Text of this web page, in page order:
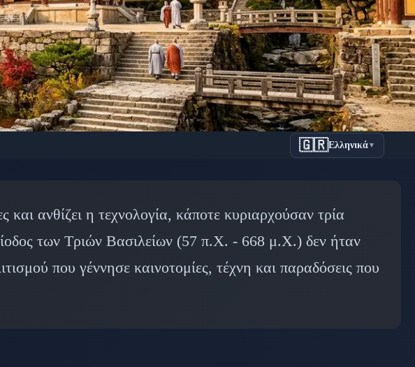
🇬🇷Ελληνικά▼
ανθίζει η τεχνολογία, κάποτε κυριαρχούσαν τρία
των Τριών Βασιλείων (57 π.Χ. - 668 μ.Χ.) δεν ήταν
που γέννησε καινοτομίες, τέχνη και παραδόσεις που